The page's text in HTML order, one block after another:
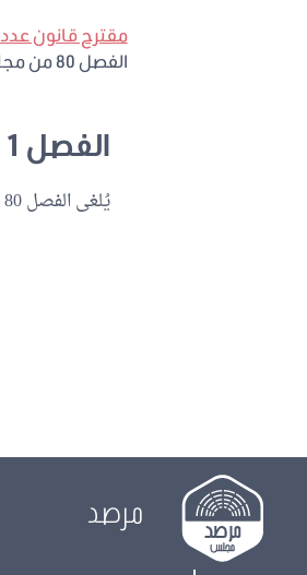
مقترح قانون عدد 2020/94
الفصل 80 من مجلة الاتصالات
الفصل 1
يُلغى الفصل 80 من مجلة الإتصالات.
مرصد